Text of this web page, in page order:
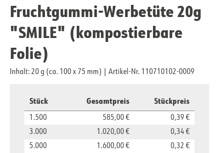
Fruchtgummi-Werbetüte 20g
"SMILE" (kompostierbare
Folie)
Inhalt: 20 g (ca. 100 x 75 mm) Artikel-Nr. 110710102-0009
Stück Gesamtpreis Stückpreis
1.500 585,00 €
0,39 €
3.000
1.020,00 €
0,34 €
5.000
1.600,00 €
0,32 €